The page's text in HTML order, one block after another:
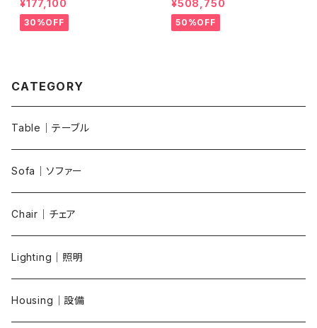
¥177,100
30%OFF
S0002
¥508,750
50%OFF
CATEGORY
Table｜テーブル
Sofa｜ソファー
Chair｜チェア
Lighting｜照明
Housing｜設備